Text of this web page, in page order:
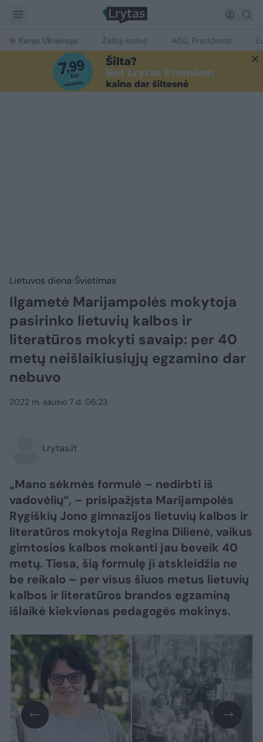
Karas Ukrainoje Žalioji erdvė Ačiū, Prezidente
Lietuvos diena Švietimas
Ilgametė Marijampolės mokytoja
pasirinko lietuvių kalbos ir
literatūros mokyti savaip: per 40
metų neišlaikiusiųjų egzamino dar
nebuvo
2022 m. sausio 7 d. 06:23
Lrytas.lt
„Mano sėkmės formulė – nedirbti iš
vadovėlių“, – prisipažįsta Marijampolės
Rygiškių Jono gimnazijos lietuvių kalbos ir
literatūros mokytoja Regina Dilienė, vaikus
gimtosios kalbos mokanti jau beveik 40
metų. Tiesa, šią formulę ji atskleidžia ne
be reikalo – per visus šiuos metus lietuvių
kalbos ir literatūros brandos egzaminą
išlaikė kiekvienas pedagogės mokinys.